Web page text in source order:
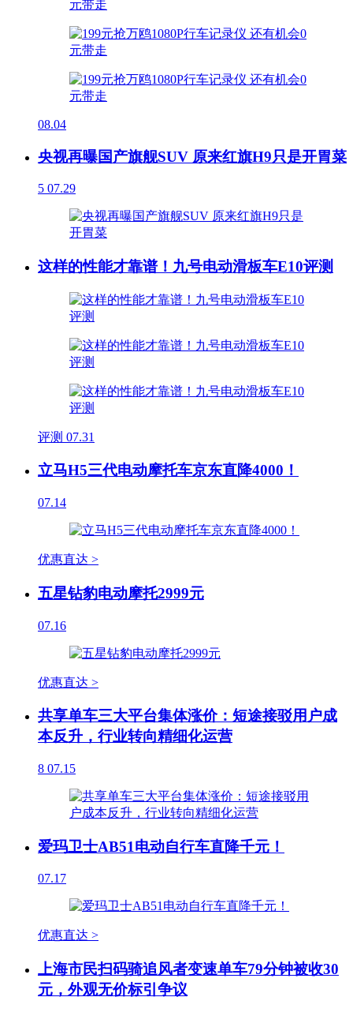
08.04
央视再曝国产旗舰SUV 原来红旗H9只是开胃菜
5 07.29
这样的性能才靠谱！九号电动滑板车E10评测
评测 07.31
立马H5三代电动摩托车京东直降4000！
07.14
优惠直达 >
五星钻豹电动摩托2999元
07.16
优惠直达 >
共享单车三大平台集体涨价：短途接驳用户成
本反升，行业转向精细化运营
8 07.15
爱玛卫士AB51电动自行车直降千元！
07.17
优惠直达 >
上海市民扫码骑追风者变速单车79分钟被收30
元，外观无价标引争议